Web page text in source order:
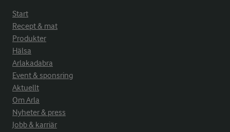
Start
Recept & mat
Produkter
Hälsa
Arlakadabra
Event & sponsring
Aktuellt
Om Arla
Nyheter & press
Jobb & karriär